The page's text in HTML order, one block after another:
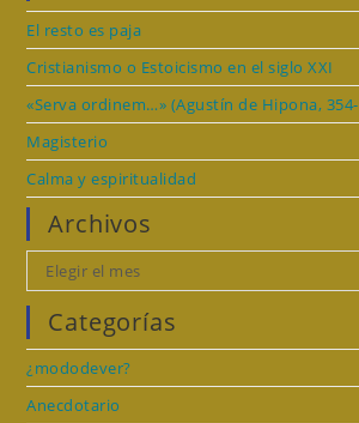
El resto es paja
Cristianismo o Estoicismo en el siglo XXI
«Serva ordinem…» (Agustín de Hipona,
Magisterio
Calma y espiritualidad
Archivos
Archivos
Elegir el mes
Categorías
¿mododever?
Anecdotario